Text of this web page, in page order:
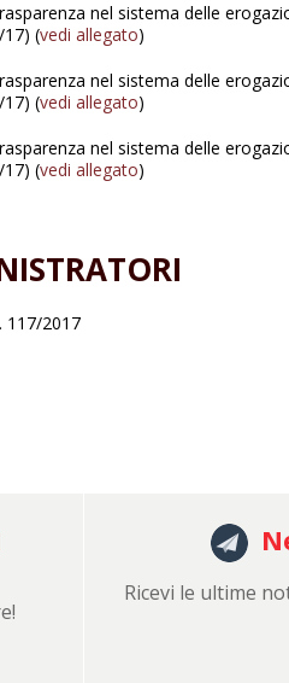
nel sistema delle
(vedi allegato)
nel sistema delle
(vedi allegato)
nel sistema delle
(vedi allegato)
117/2017
Ricevi le ultime